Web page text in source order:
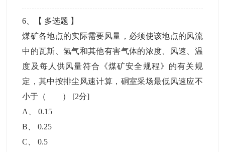
6 、【 多选题 】
煤矿各地点的实际需要风量，必须使该地点的风流
中的瓦斯、氢气和其他有害气体的浓度、风速、温
度及每人供风量符合《煤矿安全规程》的有关规
定，其中按排尘风速计算，硐室采场最低风速应不
小于（ ） [2分]
A
、0.15
B 、0.25
C 、0.5